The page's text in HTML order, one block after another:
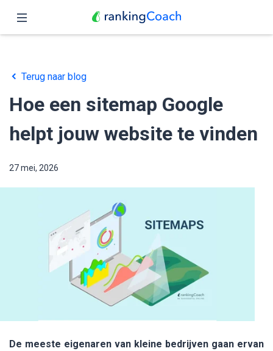
Functies
Prijzen
Partners
Blog
Terug naar blog
Hoe een sitemap Google
helpt jouw website te vinden
27 mei, 2026
De meeste eigenaren van kleine bedrijven gaan ervan